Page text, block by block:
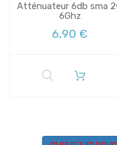
Atténuateur 6db sma
6Ghz
6,90 €